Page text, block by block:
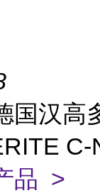
国汉高
C-
品 >